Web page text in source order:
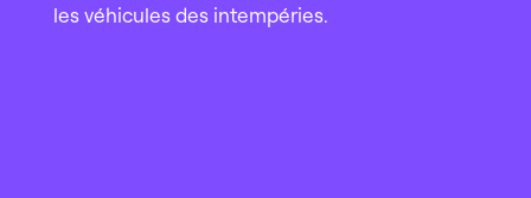
les véhicules des intempéries.